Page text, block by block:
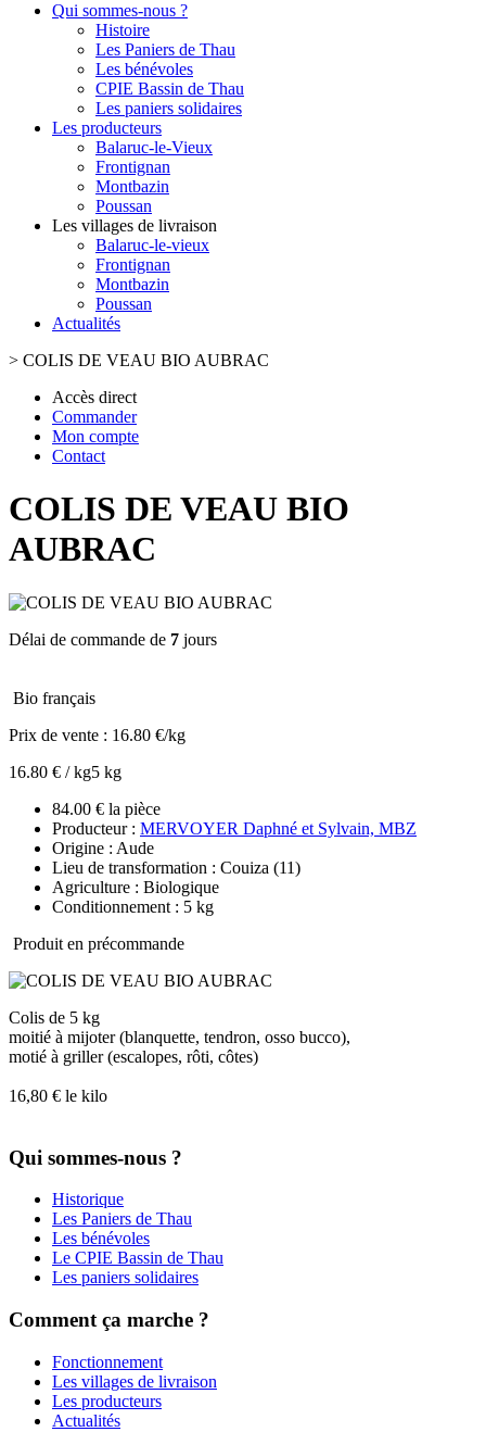
Qui sommes-nous ?
Histoire
Les Paniers de Thau
Les bénévoles
CPIE Bassin de Thau
Les paniers solidaires
Les producteurs
Balaruc-le-Vieux
Frontignan
Montbazin
Poussan
Les villages de livraison
Balaruc-le-vieux
Frontignan
Montbazin
Poussan
Actualités
> COLIS DE VEAU BIO AUBRAC
Accès direct
Commander
Mon compte
Contact
COLIS DE VEAU BIO
AUBRAC
Délai de commande de 7 jours
Bio français
Prix de vente : 16.80 €/kg
16.80 € / kg5 kg
84.00 € la pièce
Producteur : MERVOYER Daphné et Sylvain, MBZ
Origine : Aude
Lieu de transformation : Couiza (11)
Agriculture : Biologique
Conditionnement : 5 kg
Produit en précommande
Colis de 5 kg
moitié à mijoter (blanquette, tendron, osso bucco),
motié à griller (escalopes, rôti, côtes)
16,80 € le kilo
Qui sommes-nous ?
Historique
Les Paniers de Thau
Les bénévoles
Le CPIE Bassin de Thau
Les paniers solidaires
Comment ça marche ?
Fonctionnement
Les villages de livraison
Les producteurs
Actualités